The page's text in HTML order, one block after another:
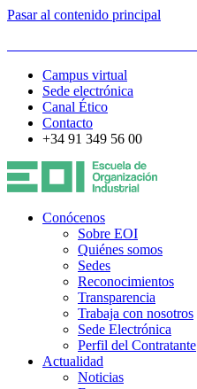
Pasar al contenido principal
Campus virtual
Sede electrónica
Canal Ético
Contacto
+34 91 349 56 00
Conócenos
Sobre EOI
Quiénes somos
Sedes
Reconocimientos
Transparencia
Trabaja con nosotros
Sede Electrónica
Perfil del Contratante
Actualidad
Noticias